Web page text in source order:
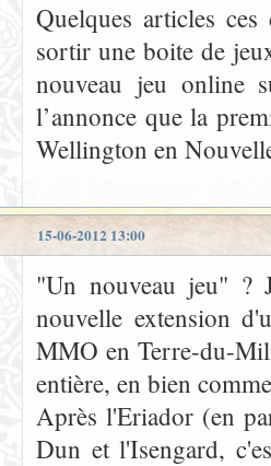
Quelques articles
sortir une boite de
nouveau jeu online
l’annonce que la
Wellington en
15-06-2012 13:00
"Un nouveau jeu" ?
nouvelle extension
MMO en Terre-du-
entière, en bien
Après l'Eriador (en
Dun et l'Isengard,